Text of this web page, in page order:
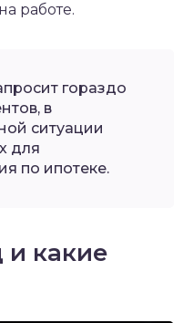
работе.
гораздо
в
ситуации
для
по ипотеке.
и какие